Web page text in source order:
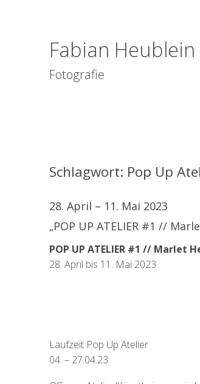
Fabian Heublein
Fotografie
Schlagwort: Pop Up
28. April – 11. Mai 2023
„POP UP ATELIER #1 //
POP UP ATELIER #1 // Marlet
28. April bis 11. Mai 2023
Laufzeit Pop Up Atelier
04. – 27.04.23